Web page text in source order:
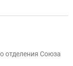
отделения Союза